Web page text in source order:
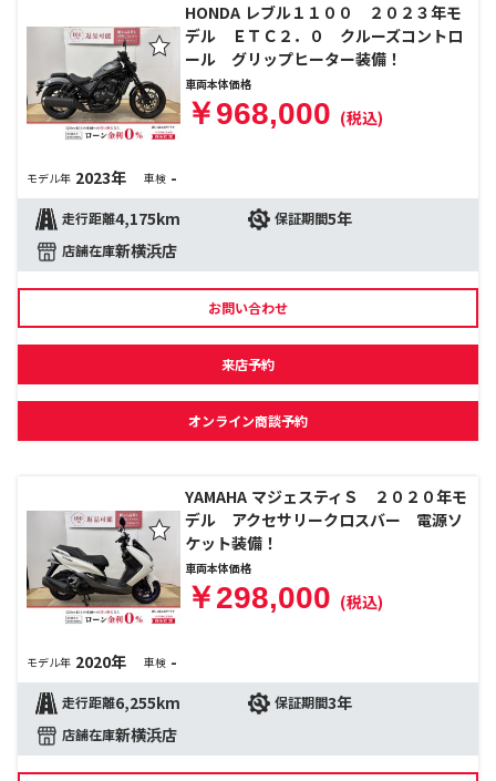
HONDA レブル１１００ ２０２３年モ
デル ＥＴＣ２．０ クルーズコントロ
ール グリップヒーター装備！
車両本体価格
￥968,000 (税込)
モデル年 2023年 車検 -
走行距離4,175km 保証期間5年
店舗在庫新横浜店
お問い合わせ
来店予約
オンライン商談予約
YAMAHA マジェスティＳ ２０２０年モ
デル アクセサリークロスバー 電源ソ
ケット装備！
車両本体価格
￥298,000 (税込)
モデル年 2020年 車検 -
走行距離6,255km 保証期間3年
店舗在庫新横浜店